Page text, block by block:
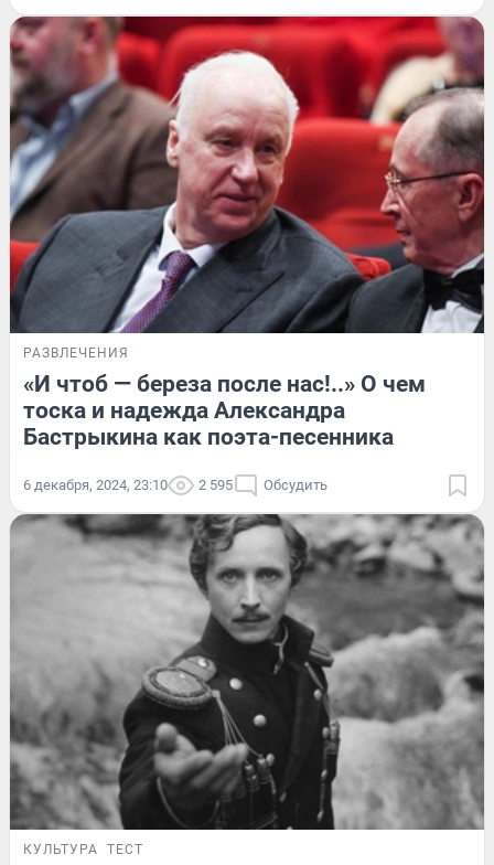
РАЗВЛЕЧЕНИЯ
«И чтоб — береза после нас!..» О чем
тоска и надежда Александра
Бастрыкина как поэта-песенника
6 декабря, 2024, 23:10 2 595 Обсудить
КУЛЬТУРА ТЕСТ